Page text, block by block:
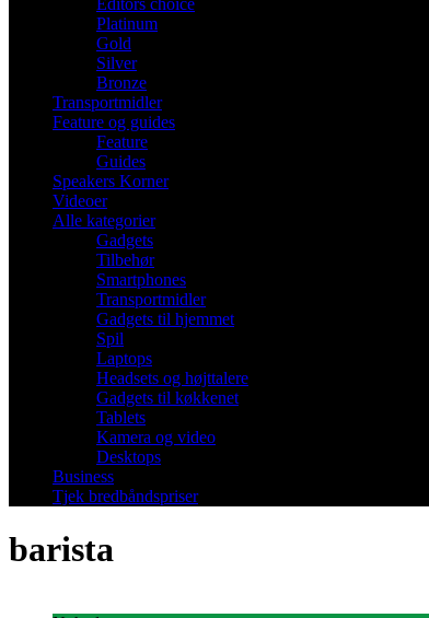
Editors choice
Platinum
Gold
Silver
Bronze
Transportmidler
Feature og guides
Feature
Guides
Speakers Korner
Videoer
Alle kategorier
Gadgets
Tilbehør
Smartphones
Transportmidler
Gadgets til hjemmet
Spil
Laptops
Headsets og højttalere
Gadgets til køkkenet
Tablets
Kamera og video
Desktops
Business
Tjek bredbåndspriser
barista